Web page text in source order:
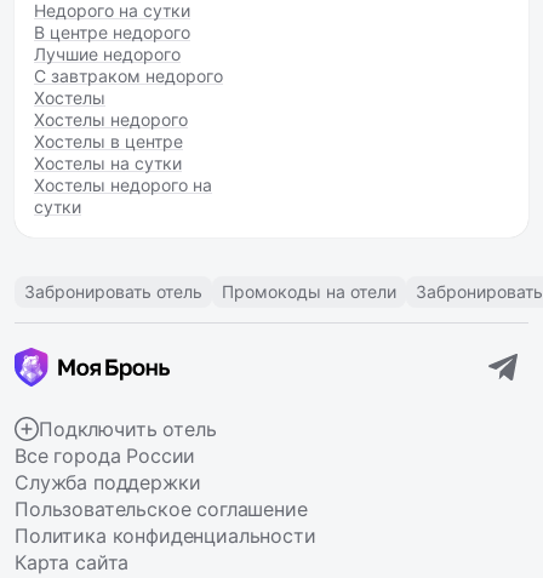
Недорого на сутки
В центре недорого
Лучшие недорого
С завтраком недорого
Хостелы
Хостелы недорого
Хостелы в центре
Хостелы на сутки
Хостелы недорого на
сутки
Забронировать отель Промокоды на отели
Подключить отель
Все города России
Служба поддержки
Пользовательское соглашение
Политика конфиденциальности
Карта сайта